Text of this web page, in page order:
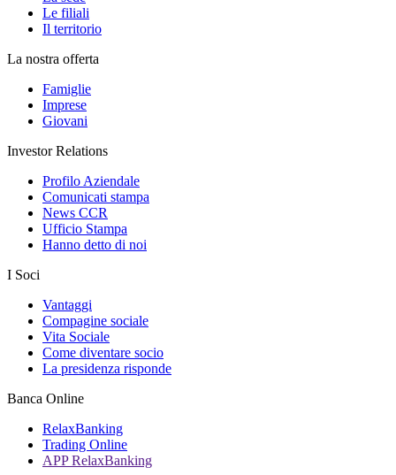
Le filiali
Il territorio
La nostra offerta
Famiglie
Imprese
Giovani
Investor Relations
Profilo Aziendale
Comunicati stampa
News CCR
Ufficio Stampa
Hanno detto di noi
I Soci
Vantaggi
Compagine sociale
Vita Sociale
Come diventare socio
La presidenza risponde
Banca Online
RelaxBanking
Trading Online
APP RelaxBanking